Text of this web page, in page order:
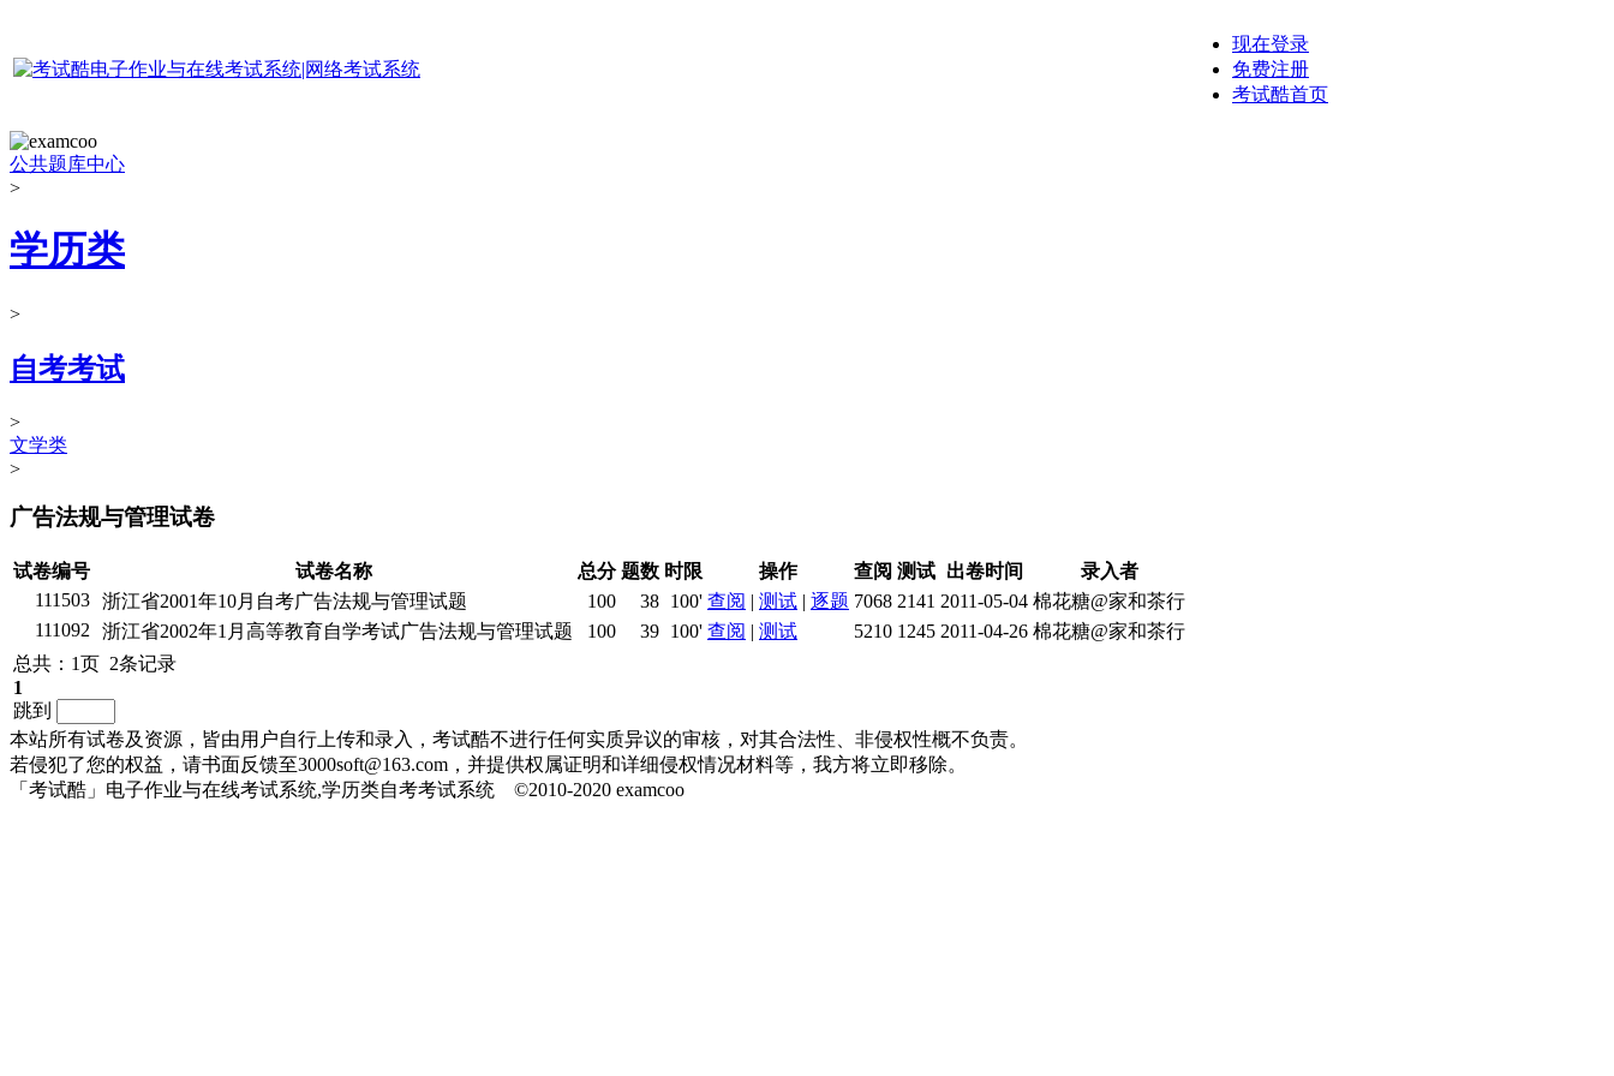
现在登录
免费注册
考试酷首页
公共题库中心
>
学历类
>
自考考试
>
文学类
>
广告法规与管理试卷
试卷编号 试卷名称 总分 题数 时限 操作 查阅 测试 出卷时间
录入者
111503 浙江省2001年10月自考广告法规与管理试题 100 38 100' 查阅 | 测试 | 逐题 7068 2141 2011-05-04 棉花糖@家和茶行
111092
浙江省2002年1月高等教育自学考试广告法规与管理试题 100 39 100' 查阅 | 测试 5210 1245 2011-04-26 棉花糖@家和茶行
总共：1页 2条记录
1
跳到
本站所有试卷及资源，皆由用户自行上传和录入，考试酷不进行任何实质异议的审核，对其合法性、非侵权性概不负责。
若侵犯了您的权益，请书面反馈至3000soft@163.com，并提供权属证明和详细侵权情况材料等，我方将立即移除。
「考试酷」电子作业与在线考试系统,学历类自考考试系统 ©2010-2020 examcoo